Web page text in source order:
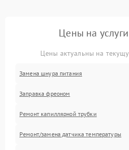
Цены на
Цены актуальны на
Замена шнура питания
Заправка фреоном
Ремонт капиллярной трубки
Ремонт/замена датчика температуры